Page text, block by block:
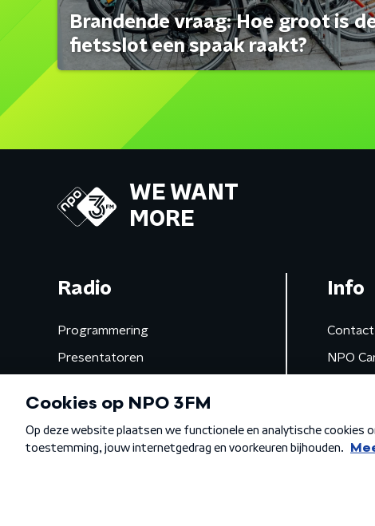
Brandende vraag: Hoe groot is
fietsslot een spaak raakt?
WE WANT
MORE
Radio
Programmering
Presentatoren
Gemist
Info
Contact
NPO
Algemene voorwaarden Privacybeleid